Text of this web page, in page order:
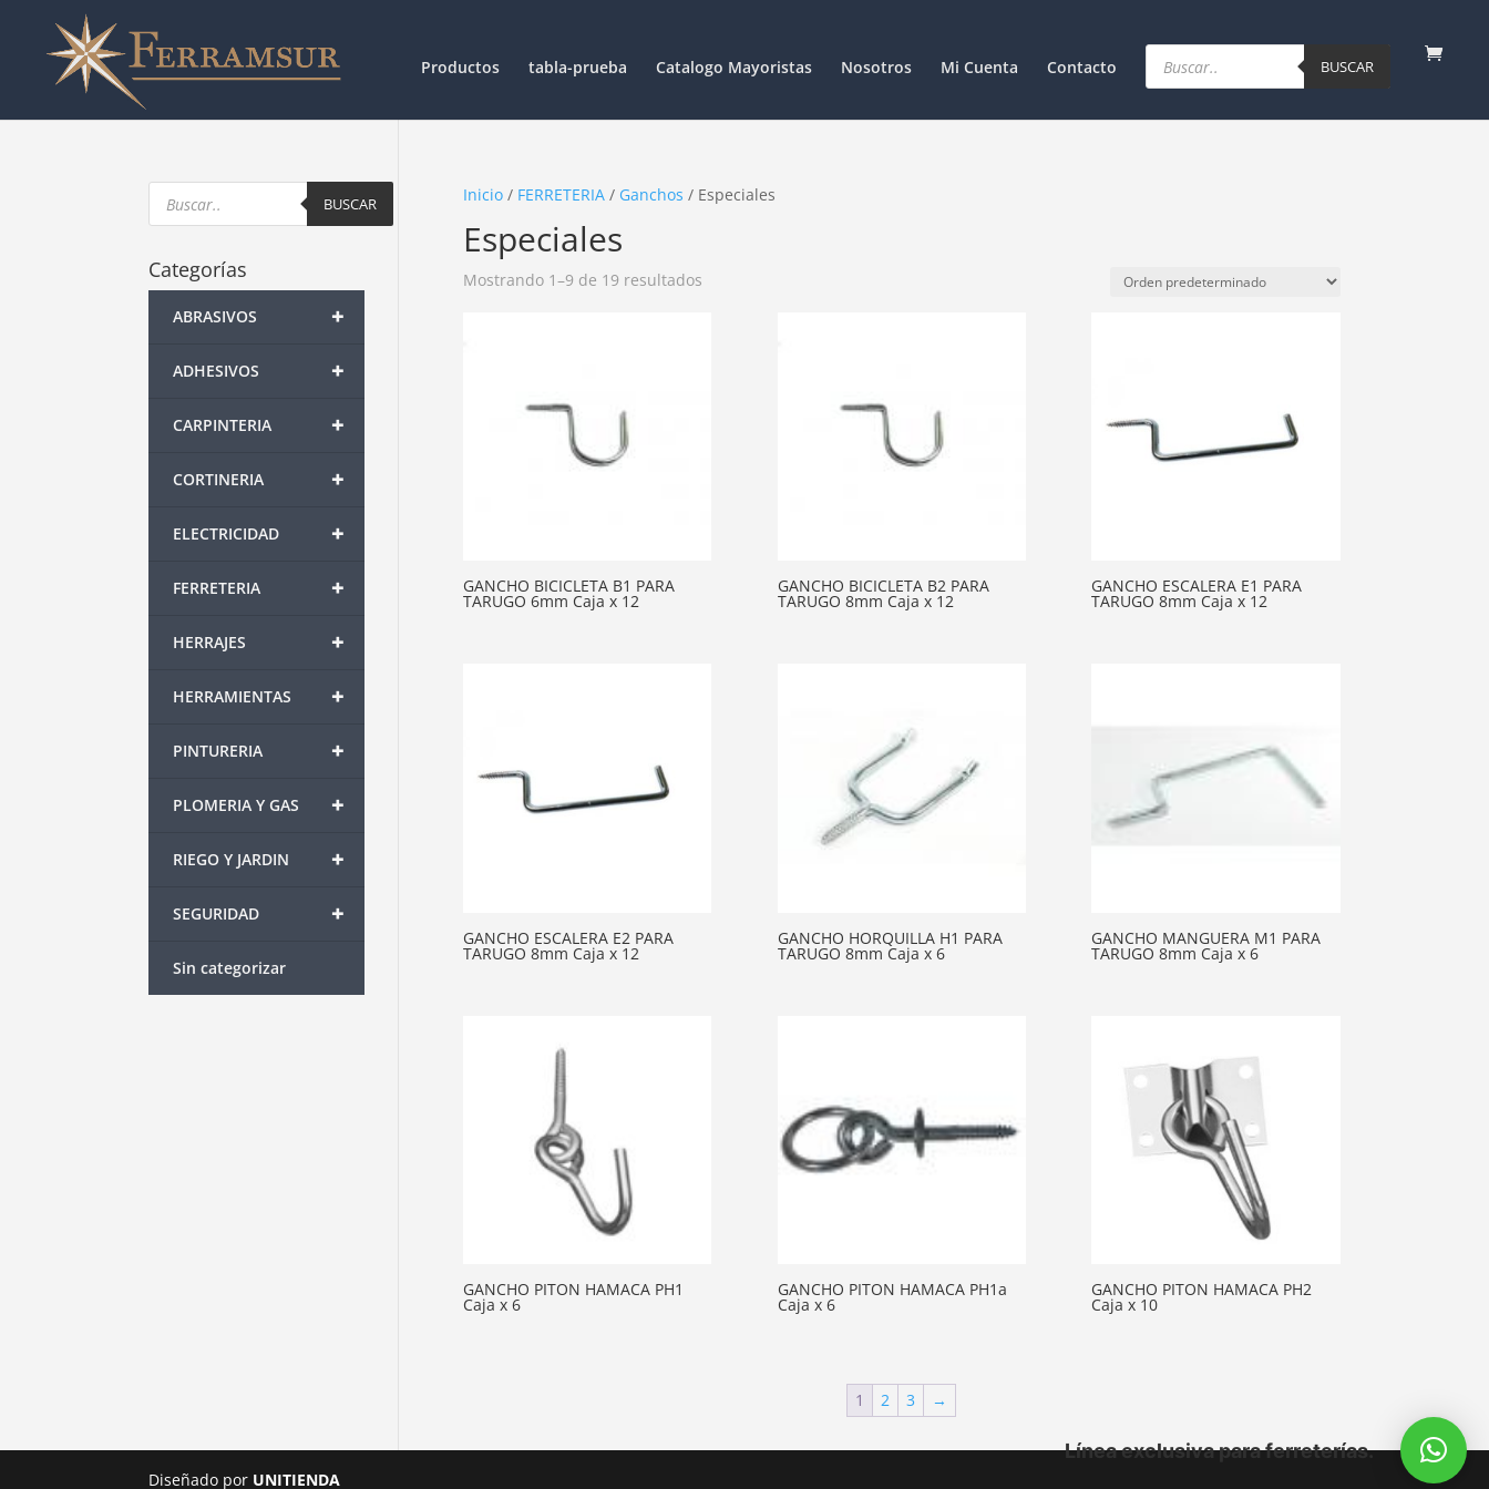
Productos tabla-prueba Catalogo Mayoristas Nosotros Mi Cuenta Contacto
Products
search BUSCAR
Inicio/ FERRETERIA/ Ganchos / Especiales
Especiales
Mostrando 1–9 de 19 resultados
GANCHO BICICLETA B1 PARA
TARUGO 6mm Caja x 12
GANCHO BICICLETA B2 PARA
TARUGO 8mm Caja x 12
GANCHO ESCALERA E1 PARA
TARUGO 8mm Caja x 12
GANCHO ESCALERA E2 PARA
TARUGO 8mm Caja x 12
GANCHO HORQUILLA H1 PARA
TARUGO 8mm Caja x 6
GANCHO MANGUERA M1 PARA
TARUGO 8mm Caja x 6
GANCHO PITON HAMACA PH1
Caja x 6
GANCHO PITON HAMACA PH1a
Caja x 6
GANCHO PITON HAMACA PH2
Caja x 10
1 2 3 →
Products
search BUSCAR
Categorías
+
ABRASIVOS
+
ADHESIVOS
+
CARPINTERIA
+
CORTINERIA
+
ELECTRICIDAD
+
FERRETERIA
+
HERRAJES
+
HERRAMIENTAS
+
PINTURERIA
+
PLOMERIA Y GAS
+
RIEGO Y JARDIN
+
SEGURIDAD
Sin categorizar
Diseñado por UNITIENDA
Línea exclusiva para ferreterías.